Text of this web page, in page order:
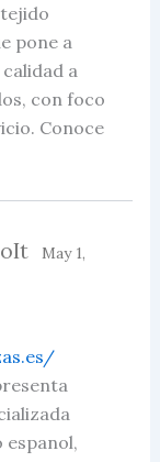
pone a
a
con foco
Conoce
May 1,
espanol,